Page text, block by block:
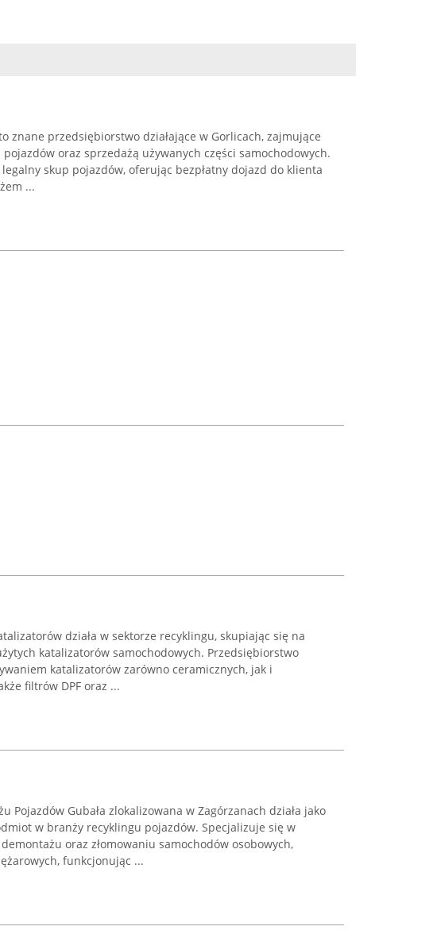
znane przedsiębiorstwo działające w Gorlicach, zajmujące
oraz sprzedażą używanych części samochodowych.
legalny skup pojazdów, oferując bezpłatny dojazd do klienta
...
działa w sektorze recyklingu, skupiając się na
katalizatorów samochodowych. Przedsiębiorstwo
katalizatorów zarówno ceramicznych, jak i
filtrów DPF oraz ...
Pojazdów Gubała zlokalizowana w Zagórzanach działa jako
w branży recyklingu pojazdów. Specjalizuje się w
oraz złomowaniu samochodów osobowych,
funkcjonując ...